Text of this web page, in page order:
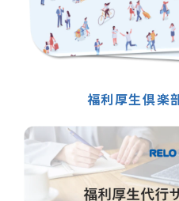
福利厚生倶楽